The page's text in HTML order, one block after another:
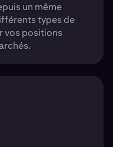
un même
types de
vos positions